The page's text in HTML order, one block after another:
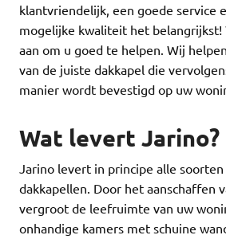
klantvriendelijk, een goede service
mogelijke kwaliteit het belangrijkst!
aan om u goed te helpen. Wij
van de juiste dakkapel die
manier wordt bevestigd op uw
Wat levert Jarino?
Jarino levert in principe alle
dakkapellen. Door het aanschaffen
vergroot de leefruimte van uw
onhandige kamers met schuine